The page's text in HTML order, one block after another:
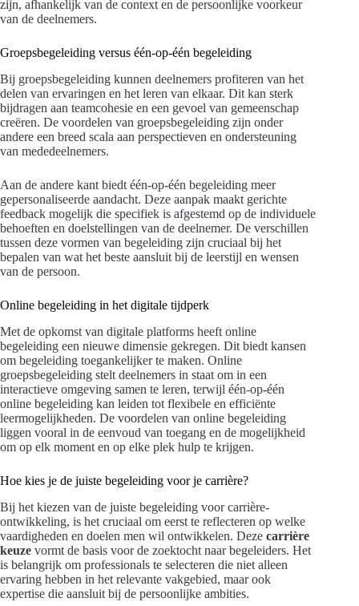
zijn, afhankelijk van de context en de persoonlijke voorkeur
van de deelnemers.
Groepsbegeleiding versus één-op-één begeleiding
Bij groepsbegeleiding kunnen deelnemers profiteren van het
delen van ervaringen en het leren van elkaar. Dit kan sterk
bijdragen aan teamcohesie en een gevoel van gemeenschap
creëren. De voordelen van groepsbegeleiding zijn onder
andere een breed scala aan perspectieven en ondersteuning
van mededeelnemers.
Aan de andere kant biedt één-op-één begeleiding meer
gepersonaliseerde aandacht. Deze aanpak maakt gerichte
feedback mogelijk die specifiek is afgestemd op de individuele
behoeften en doelstellingen van de deelnemer. De verschillen
tussen deze vormen van begeleiding zijn cruciaal bij het
bepalen van wat het beste aansluit bij de leerstijl en wensen
van de persoon.
Online begeleiding in het digitale tijdperk
Met de opkomst van digitale platforms heeft online
begeleiding een nieuwe dimensie gekregen. Dit biedt kansen
om begeleiding toegankelijker te maken. Online
groepsbegeleiding stelt deelnemers in staat om in een
interactieve omgeving samen te leren, terwijl één-op-één
online begeleiding kan leiden tot flexibele en efficiënte
leermogelijkheden. De voordelen van online begeleiding
liggen vooral in de eenvoud van toegang en de mogelijkheid
om op elk moment en op elke plek hulp te krijgen.
Hoe kies je de juiste begeleiding voor je carrière?
Bij het kiezen van de juiste begeleiding voor carrière-
ontwikkeling, is het cruciaal om eerst te reflecteren op welke
vaardigheden en doelen men wil ontwikkelen. Deze carrière
keuze vormt de basis voor de zoektocht naar begeleiders. Het
is belangrijk om professionals te selecteren die niet alleen
ervaring hebben in het relevante vakgebied, maar ook
expertise die aansluit bij de persoonlijke ambities.